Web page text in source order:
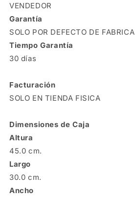
VENDEDOR
Garantía
SOLO POR DEFECTO DE FABRICA
Tiempo Garantía
30 días
Facturación
SOLO EN TIENDA FISICA
Dimensiones de Caja
Altura
45.0 cm.
Largo
30.0 cm.
Ancho